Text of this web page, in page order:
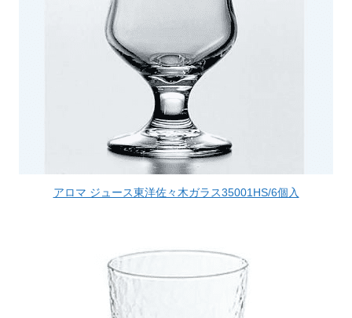
アロマ ジュース東洋佐々木ガラス35001HS/6個入